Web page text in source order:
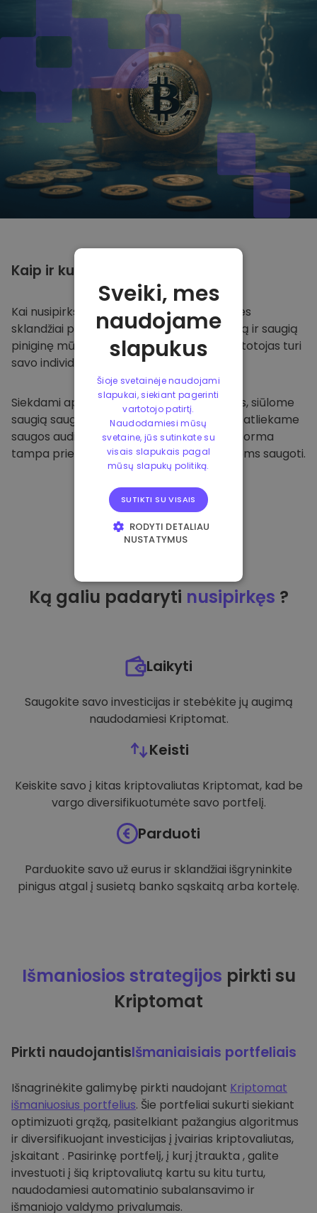
Kaip ir kur
Kai nusipirksite Kriptomat platformoje
, mes
sklandžiai pervesime valiutą į jūsų specialią ir saugią
piniginę mūsų platformoje. Kiekvienas vartotojas turi
savo individualią piniginę.
Siekdami apsaugoti savo klientus ir jų lėšas, siūlome
saugią saugyklą neprisijungus ir reguliariai atliekame
saugos auditus. Dėl šio požiūrio mūsų platforma
tampa prieglobsčiu ir kitoms kriptovaliutoms saugoti.
Ką galiu padaryti nusipirkęs ?
Laikyti
Saugokite savo investicijas ir stebėkite jų augimą
naudodamiesi Kriptomat.
Keisti
Keiskite savo į kitas kriptovaliutas Kriptomat, kad be
vargo diversifikuotumėte savo portfelį.
Parduoti
Parduokite savo už eurus ir sklandžiai išgryninkite
pinigus atgal į susietą banko sąskaitą arba kortelę.
Išmaniosios strategijos pirkti su
Kriptomat
Pirkti naudojantisIšmaniaisiais portfeliais
Išnagrinėkite galimybę pirkti naudojant Kriptomat
išmaniuosius portfelius. Šie portfeliai sukurti siekiant
optimizuoti grąžą, pasitelkiant pažangius algoritmus
ir diversifikuojant investicijas į įvairias kriptovaliutas,
įskaitant . Pasirinkę portfelį, į kurį įtraukta , galite
investuoti į šią kriptovaliutą kartu su kitu turtu,
naudodamiesi automatinio subalansavimo ir
išmaniojo valdymo privalumais.
Sveiki, mes
naudojame
slapukus
Šioje svetainėje naudojami
slapukai, siekiant pagerinti
vartotojo patirtį.
Naudodamiesi mūsų
svetaine, jūs sutinkate su
visais slapukais pagal
mūsų slapukų politiką.
SUTIKTI SU VISAIS
RODYTI DETALIAU
NUSTATYMUS
VEIKIMĄ GERINANTYS